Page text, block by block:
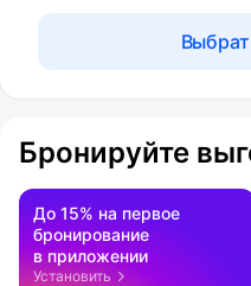
Бронируйте
До 15% на первое
бронирование
в приложении
Установить